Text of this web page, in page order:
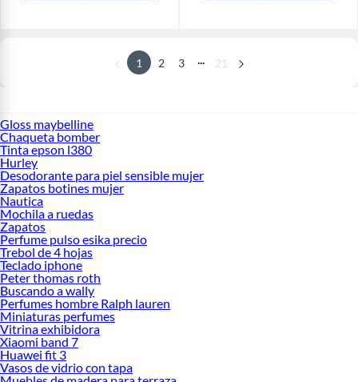
1 2 3 ... 21
Gloss maybelline
Chaqueta bomber
Tinta epson l380
Hurley
Desodorante para piel sensible mujer
Zapatos botines mujer
Nautica
Mochila a ruedas
Zapatos
Perfume pulso esika precio
Trebol de 4 hojas
Teclado iphone
Peter thomas roth
Buscando a wally
Perfumes hombre Ralph lauren
Miniaturas perfumes
Vitrina exhibidora
Xiaomi band 7
Huawei fit 3
Vasos de vidrio con tapa